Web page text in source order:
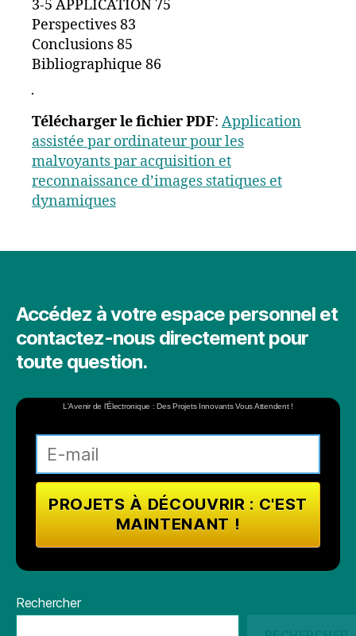
3-5 APPLICATION 75
Perspectives 83
Conclusions 85
Bibliographique 86
Télécharger le fichier PDF: Application
assistée par ordinateur pour les
malvoyants par acquisition et
reconnaissance d’images statiques et
dynamiques
Accédez à votre espace personnel et
contactez-nous directement pour
toute question.
L'Avenir de l'Électronique : Des Projets Innovants Vous Attendent !
Rechercher